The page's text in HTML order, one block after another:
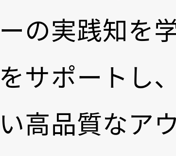
の実践知を
サポートし
高品質なア